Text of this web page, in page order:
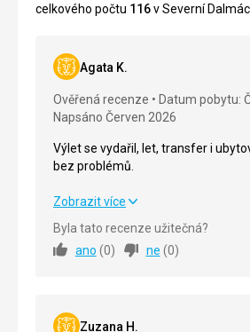
celkového počtu 116v Severní
Agata K.
Ověřená recenze
Datum pobytu:
Napsáno Červen 2026
Výlet se vydařil, let, transfer i
bez problémů.
Výlet se vydařil, let, transfer i
Strava
Okolí
Zobrazit více
Byla tato recenze užitečná?
ano (0) ne (0)
Zuzana H.